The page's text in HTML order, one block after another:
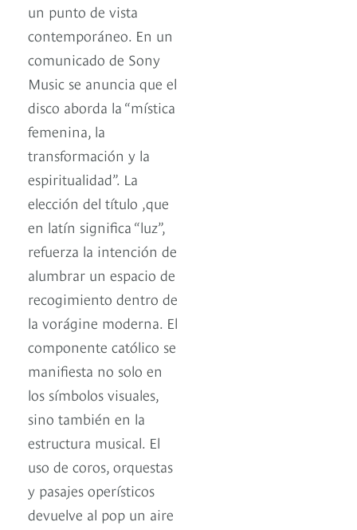
un punto de vista
contemporáneo. En un
comunicado de Sony
Music se anuncia que el
disco aborda la “mística
femenina, la
transformación y la
espiritualidad”. La
elección del título ,que
en latín significa “luz”,
refuerza la intención de
alumbrar un espacio de
recogimiento dentro de
la vorágine moderna. El
componente católico se
manifiesta no solo en
los símbolos visuales,
sino también en la
estructura musical. El
uso de coros, orquestas
y pasajes operísticos
devuelve al pop un aire